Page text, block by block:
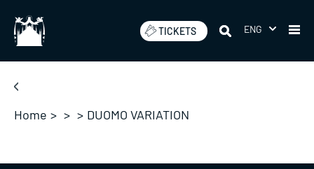
content
TICKETS ENG
Home > > > DUOMO VARIATION